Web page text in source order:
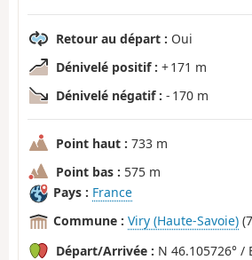
Retour au départ : Oui
Dénivelé positif : + 171 m
Dénivelé négatif : - 170 m
Point haut : 733 m
Point bas : 575 m
Pays : France
Commune : Viry (Haute-Savoie)
Départ/Arrivée : N 46.105726° /